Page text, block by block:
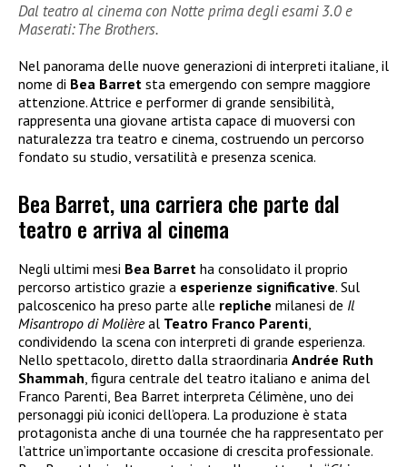
Dal teatro al cinema con Notte prima degli esami 3.0 e
Maserati: The Brothers.
Nel panorama delle nuove generazioni di interpreti italiane, il
nome di Bea Barret sta emergendo con sempre maggiore
attenzione. Attrice e performer di grande sensibilità,
rappresenta una giovane artista capace di muoversi con
naturalezza tra teatro e cinema, costruendo un percorso
fondato su studio, versatilità e presenza scenica.
Bea Barret, una carriera che parte dal
teatro e arriva al cinema
Negli ultimi mesi Bea Barret ha consolidato il proprio
percorso artistico grazie a esperienze significative. Sul
palcoscenico ha preso parte alle repliche milanesi de Il
Misantropo di Molièreal Teatro Franco Parenti
condividendo la scena con interpreti di grande esperienza.
Nello spettacolo, diretto dalla straordinaria Andrée Ruth
Shammah , figura centrale del teatro italiano e anima del
Franco Parenti, Bea Barret interpreta Célimène, uno dei
personaggi più iconici dell’opera. La produzione è stata
protagonista anche di una tournée che ha rappresentato per
l’attrice un’importante occasione di crescita professionale.